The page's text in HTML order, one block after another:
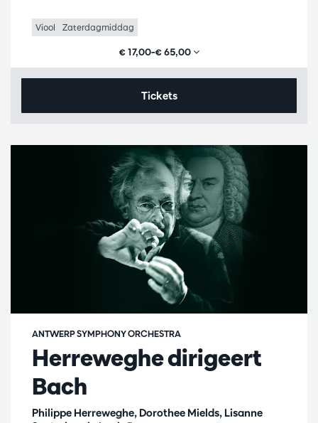
Viool Zaterdagmiddag
€ 17,00–€ 65,00
Tickets
Herreweghe dirigeert
Bach
Philippe Herreweghe, Dorothee Mields, Lisanne
ANTWERP SYMPHONY ORCHESTRA